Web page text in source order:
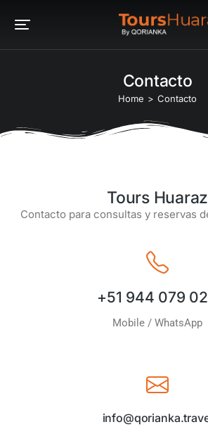
Contacto
Home Contacto
Tours Huaraz
Contacto para consultas y reservas
+51 944 079
Mobile / WhatsApp